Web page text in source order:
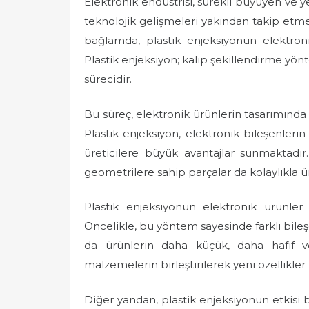
teknolojik gelişmeleri yakından takip
bağlamda, plastik enjeksiyonun
Plastik enjeksiyon; kalıp şekillendirme
sürecidir.
Bu süreç, elektronik ürünlerin
Plastik enjeksiyon, elektronik
üreticilere büyük avantajlar
geometrilere sahip parçalar da kolaylıkla
Plastik enjeksiyonun elektronik
Öncelikle, bu yöntem sayesinde farklı
da ürünlerin daha küçük, daha hafif
malzemelerin birleştirilerek yeni özellikler
Diğer yandan, plastik enjeksiyonun etkisi